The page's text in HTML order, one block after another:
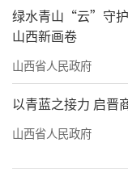
别获得第二名
邓朝航获得全程
在比赛现
密的逻辑、激
环保辩题展开
绿水青山“云”守
山西新画卷
山西省人民政府
以青蓝之接力 启晋
山西省人民政府